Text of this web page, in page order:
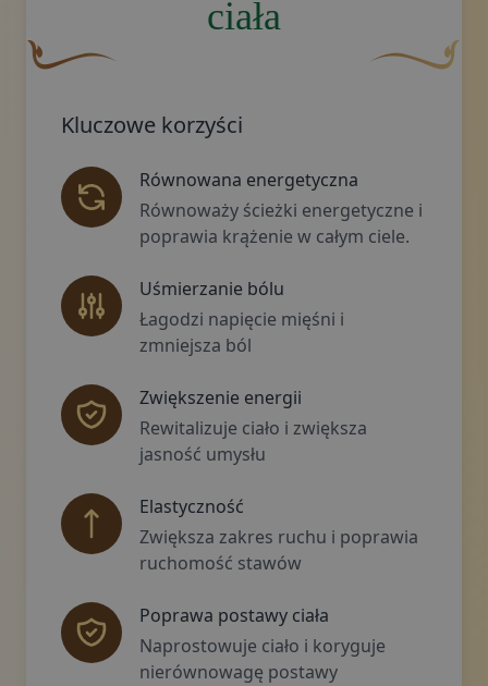
ciała
Kluczowe korzyści
Równowana energetyczna
Równoważy ścieżki energetyczne i
poprawia krążenie w całym ciele.
Uśmierzanie bólu
Łagodzi napięcie mięśni i
zmniejsza ból
Zwiększenie energii
Rewitalizuje ciało i zwiększa
jasność umysłu
Elastyczność
Zwiększa zakres ruchu i poprawia
ruchomość stawów
Poprawa postawy ciała
Naprostowuje ciało i koryguje
nierównowagę postawy